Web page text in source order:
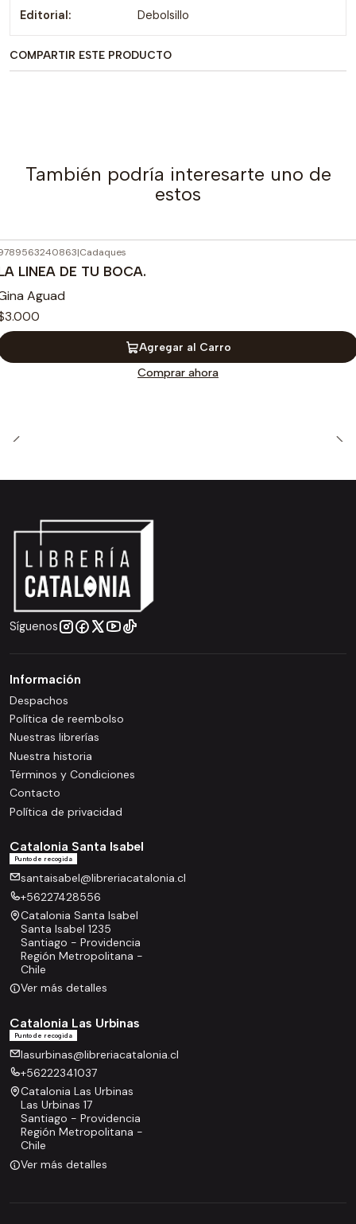
Editorial: Debolsillo
COMPARTIR ESTE PRODUCTO
También podría interesarte uno de
estos
|Cadaques
LINEA DE TU BOCA.
Aguad
Agregar al Carro
Comprar ahora
Síguenos
Información
Despachos
Política de reembolso
Nuestras librerías
Nuestra historia
Términos y Condiciones
Contacto
Política de privacidad
Catalonia Santa Isabel
Punto de recogida
santaisabel@libreriacatalonia.cl
+56227428556
Catalonia Santa Isabel
Santa Isabel 1235
Santiago - Providencia
Región Metropolitana -
Chile
Ver más detalles
Catalonia Las Urbinas
Punto de recogida
lasurbinas@libreriacatalonia.cl
+56222341037
Catalonia Las Urbinas
Las Urbinas 17
Santiago - Providencia
Región Metropolitana -
Chile
Ver más detalles